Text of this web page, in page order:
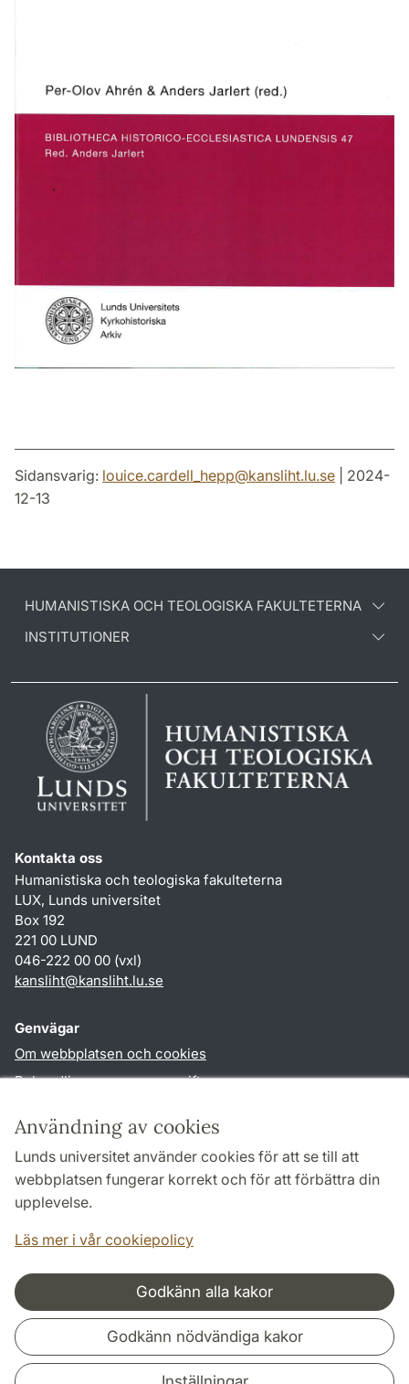
Användning av cookies
Lunds universitet använder cookies för att se till att
webbplatsen fungerar korrekt och för att förbättra din
upplevelse.
Läs mer i vår cookiepolicy
Godkänn alla kakor
Godkänn nödvändiga kakor
Sidansvarig: louice.cardell_hepp@kansliht.lu.se | 2024-
12-13
HUMANISTISKA OCH TEOLOGISKA FAKULTETERNA
INSTITUTIONER
Kontakta oss
Humanistiska och teologiska fakulteterna
LUX, Lunds universitet
Box 192
221 00 LUND
046-222 00 00 (vxl)
kansliht@kansliht.lu.se
Genvägar
Om webbplatsen och cookies
Behandling av personuppgifter
TYPO3-login
Följ oss i sociala medier
Samarbeten och nätverk